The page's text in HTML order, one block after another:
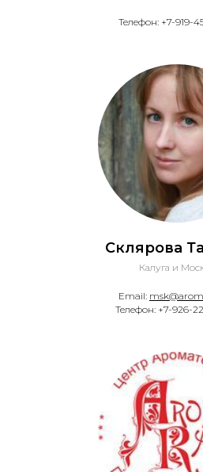
Телефон: +7-919-
Склярова
Калуга и
Email:
Телефон: +7-926-